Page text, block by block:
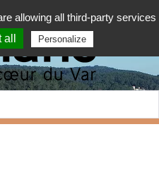
allowing all third-party services
Personalize